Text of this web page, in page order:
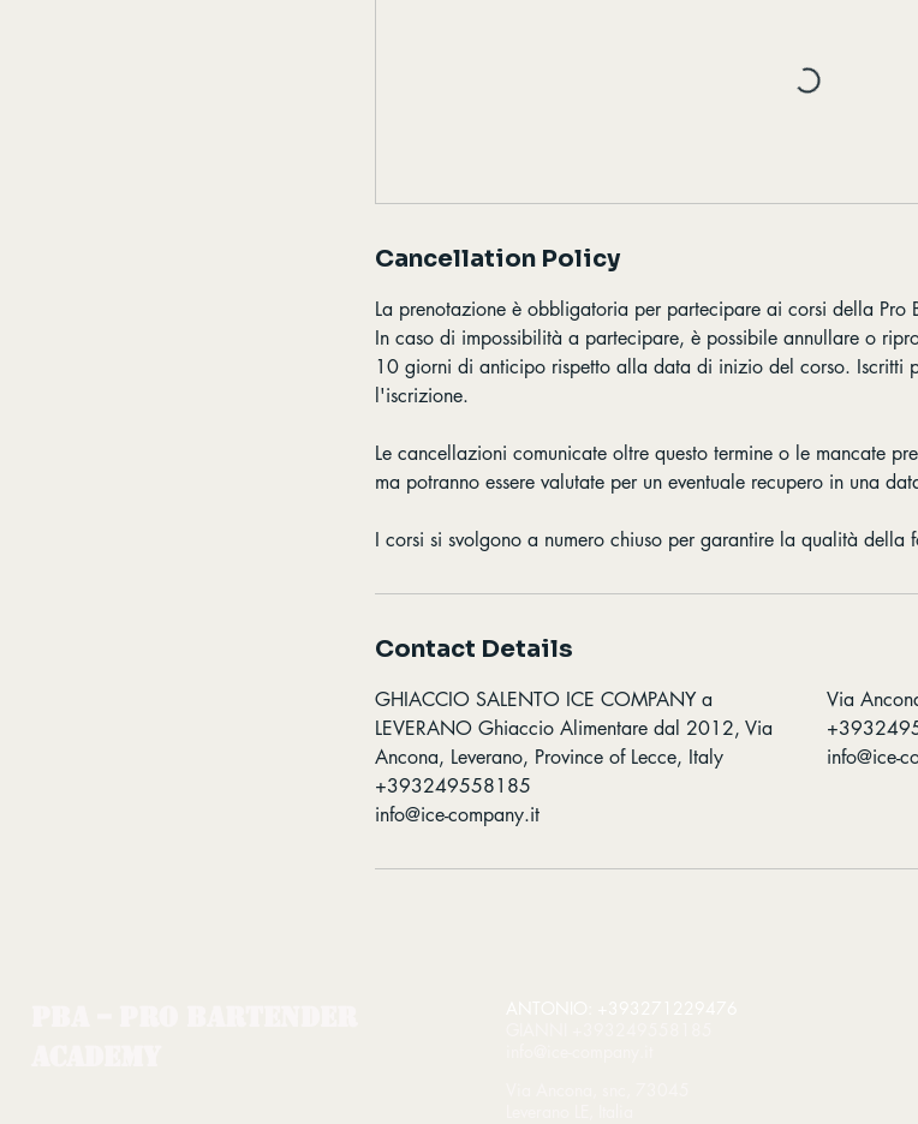
Cancellation Policy
La prenotazione è obbligatoria per partecipare ai corsi della Pro
In caso di impossibilità a partecipare, è possibile annullare o
10 giorni di anticipo rispetto alla data di inizio del corso. Iscritti
l'iscrizione.
Le cancellazioni comunicate oltre questo termine o le mancate
ma potranno essere valutate per un eventuale recupero in una
I corsi si svolgono a numero chiuso per garantire la qualità della
Contact Details
GHIACCIO SALENTO ICE COMPANY a
LEVERANO Ghiaccio Alimentare dal 2012, Via
Ancona, Leverano, Province of Lecce, Italy
+393249558185
info@ice-company.it
Via
info@ice-